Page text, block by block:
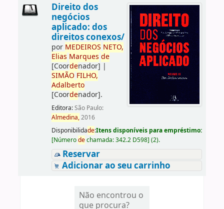
Direito dos
negócios
aplicado: dos
direitos conexos/
por MEDEIROS NETO,
Elias Marques de
[Coordenador] |
SIMÃO FILHO,
Adalberto
[Coordenador].
Editora:São Paulo:
Almedina,2016
Disponibilidade:Itens disponíveis para empréstimo:
[Númerodechamada:342.2 D598] (2).
Reservar
Adicionar ao seu carrinho
Não encontrou o
que procura?